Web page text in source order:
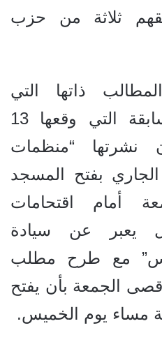
ثلاثة من حزب
ذاتها التي
حملتها العريضة السابقة التي وقعها 13
نشرتها “منظمات
في 3 ماي الجاري بفتح المسجد
أمام اقتحامات
يعبر عن سيادة
مع طرح مطلب
الجمعة بأن يفتح
مساء يوم الخميس.